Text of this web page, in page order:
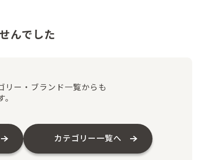
んでした
リー・ブランド一覧からも
カテゴリー一覧へ